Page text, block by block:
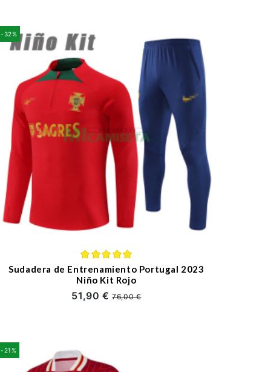
-32%
Sudadera de Entrenamiento Portugal 2023
Niño Kit Rojo
51,90 €76,00 €
-21%